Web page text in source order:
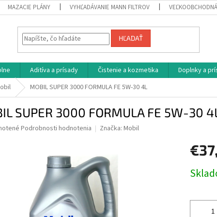
MAZACIE PLÁNY VYHĽADÁVANIE MANN FILTROV
HĽADAŤ
Aditíva a prísady Čistenie a kozmetika Doplnky a
MOBIL SUPER 3000 FORMULA FE 5W-30 4L
SUPER 3000 FORMULA FE 5W-30
Podrobnosti hodnotenia Značka: Mobil
cena: